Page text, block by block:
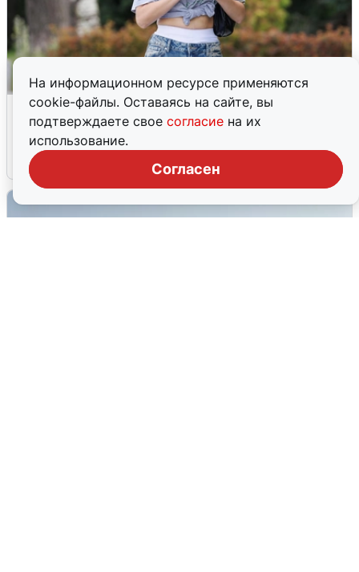
На информационном ресурсе применяются
cookie-файлы. Оставаясь на сайте, вы
подтверждаете свое согласие на их
использование.
Согласен
Волгоградцы остались без
мобильного интернета
6 августа